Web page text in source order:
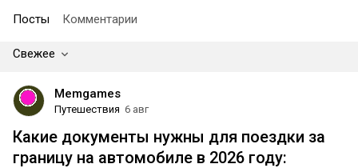
Посты Комментарии
Свежее
Memgames
Путешествия 6 авг
Какие документы нужны для поездки за
границу на автомобиле в 2026 году: